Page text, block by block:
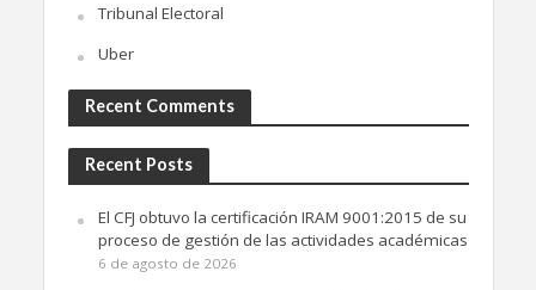
Tribunal Electoral
Uber
Recent Comments
Recent Posts
El CFJ obtuvo la certificación IRAM 9001:2015 de su
proceso de gestión de las actividades académicas
6 de agosto de 2026